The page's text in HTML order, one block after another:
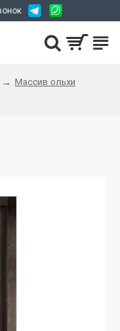
Массив ольхи